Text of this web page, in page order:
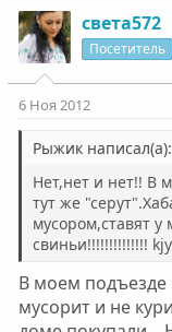
света572
Посетитель
6 Ноя 2012
Рыжик написал(а):
Нет,нет и нет!! В
тут же
мусором,ставят
свиньи!!!!!!!!!!!!!! kjy
В моем подъезде
мусорит и не